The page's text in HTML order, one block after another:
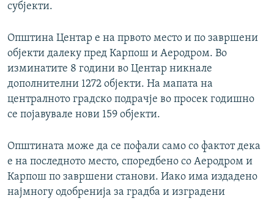
субјекти.
Општина Центар е на првото место и по завршени
објекти далеку пред Карпош и Аеродром. Во
изминатите 8 години во Центар никнале
дополнителни 1272 објекти. На мапата на
централното градско подрачје во просек годишно
се појавувале нови 159 објекти.
Општината може да се пофали само со фактот дека
е на последното место, споредбено со Аеродром и
Карпош по завршени станови. Иако има издадено
најмногу одобренија за градба и изградени